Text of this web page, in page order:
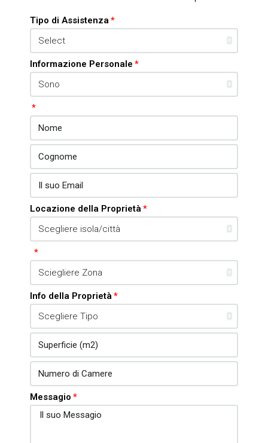
Tipo di Assistenza
Informazione Personale
Locazione della Proprietà
Info della Proprietà
Messagio